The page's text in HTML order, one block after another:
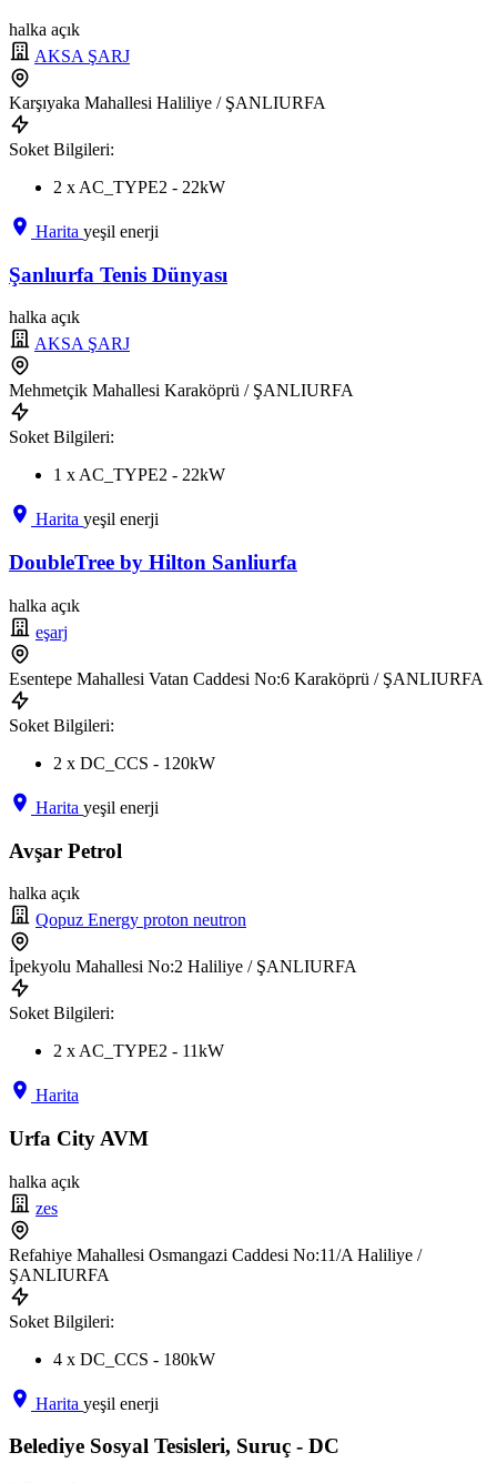
halka açık
AKSA ŞARJ
Karşıyaka Mahallesi Haliliye / ŞANLIURFA
Soket Bilgileri:
2 x AC_TYPE2 - 22kW
Harita yeşil enerji
Şanlıurfa Tenis Dünyası
halka açık
AKSA ŞARJ
Mehmetçik Mahallesi Karaköprü / ŞANLIURFA
Soket Bilgileri:
1 x AC_TYPE2 - 22kW
Harita yeşil enerji
DoubleTree by Hilton Sanliurfa
halka açık
eşarj
Esentepe Mahallesi Vatan Caddesi No:6 Karaköprü / ŞANLIURFA
Soket Bilgileri:
2 x DC_CCS - 120kW
Harita yeşil enerji
Avşar Petrol
halka açık
Qopuz Energy proton neutron
İpekyolu Mahallesi No:2 Haliliye / ŞANLIURFA
Soket Bilgileri:
2 x AC_TYPE2 - 11kW
Harita
Urfa City AVM
halka açık
zes
Refahiye Mahallesi Osmangazi Caddesi No:11/A Haliliye /
ŞANLIURFA
Soket Bilgileri:
4 x DC_CCS - 180kW
Harita yeşil enerji
Belediye Sosyal Tesisleri, Suruç - DC